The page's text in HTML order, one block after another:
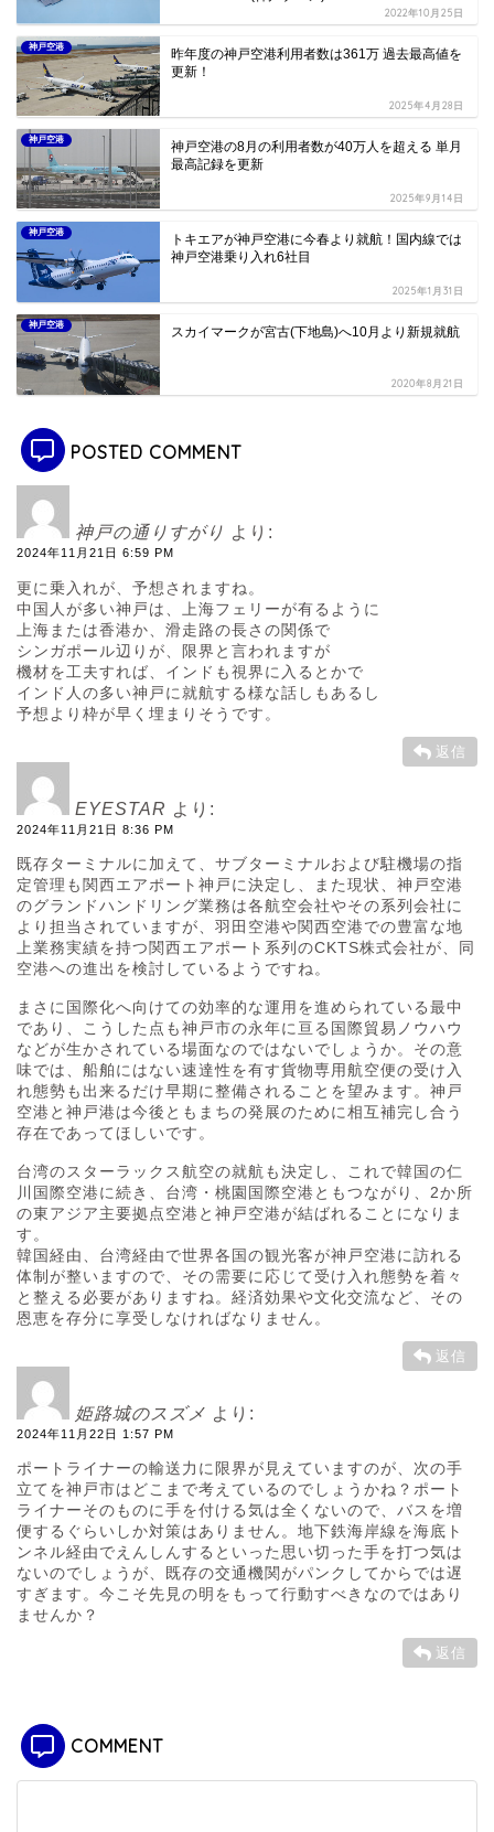
2022年10月25日
神戸空港
昨年度の神戸空港利用者数は361万 過去最高値を
更新！
2025年4月28日
神戸空港
神戸空港の8月の利用者数が40万人を超える 単月
最高記録を更新
2025年9月14日
神戸空港
トキエアが神戸空港に今春より就航！国内線では
神戸空港乗り入れ6社目
2025年1月31日
神戸空港 スカイマークが宮古(下地島)へ10月より新規就航
2020年8月21日
POSTED COMMENT
神戸の通りすがり より:
2024年11月21日 6:59 PM
更に乗入れが、予想されますね。
中国人が多い神戸は、上海フェリーが有るように
上海または香港か、滑走路の長さの関係で
シンガポール辺りが、限界と言われますが
機材を工夫すれば、インドも視界に入るとかで
インド人の多い神戸に就航する様な話しもあるし
予想より枠が早く埋まりそうです。
返信
EYESTAR より:
2024年11月21日 8:36 PM
既存ターミナルに加えて、サブターミナルおよび駐機場の指
定管理も関西エアポート神戸に決定し、また現状、神戸空港
のグランドハンドリング業務は各航空会社やその系列会社に
より担当されていますが、羽田空港や関西空港での豊富な地
上業務実績を持つ関西エアポート系列のCKTS株式会社が、同
空港への進出を検討しているようですね。
まさに国際化へ向けての効率的な運用を進められている最中
であり、こうした点も神戸市の永年に亘る国際貿易ノウハウ
などが生かされている場面なのではないでしょうか。その意
味では、船舶にはない速達性を有す貨物専用航空便の受け入
れ態勢も出来るだけ早期に整備されることを望みます。神戸
空港と神戸港は今後ともまちの発展のために相互補完し合う
存在であってほしいです。
台湾のスターラックス航空の就航も決定し、これで韓国の仁
川国際空港に続き、台湾・桃園国際空港ともつながり、2か所
の東アジア主要拠点空港と神戸空港が結ばれることになりま
す。
韓国経由、台湾経由で世界各国の観光客が神戸空港に訪れる
体制が整いますので、その需要に応じて受け入れ態勢を着々
と整える必要がありますね。経済効果や文化交流など、その
恩恵を存分に享受しなければなりません。
返信
姫路城のスズメ より:
2024年11月22日 1:57 PM
ポートライナーの輸送力に限界が見えていますのが、次の手
立てを神戸市はどこまで考えているのでしょうかね？ポート
ライナーそのものに手を付ける気は全くないので、バスを増
便するぐらいしか対策はありません。地下鉄海岸線を海底ト
ンネル経由でえんしんするといった思い切った手を打つ気は
ないのでしょうが、既存の交通機関がパンクしてからでは遅
すぎます。今こそ先見の明をもって行動すべきなのではあり
ませんか？
返信
COMMENT